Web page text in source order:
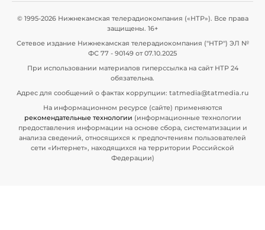
© 1995-2026 Нижнекамская телерадиокомпания («НТР»). Все права
защищены. 16+
Сетевое издание Нижнекамская телерадиокомпания ("НТР") ЭЛ №
ФС 77 - 90149 от 07.10.2025
При использовании материалов гиперссылка на сайт НТР 24
обязательна.
Адрес для сообщений о фактах коррупции: tatmedia@tatmedia.ru
На информационном ресурсе (сайте) применяются
рекомендательные технологии (информационные технологии
предоставления информации на основе сбора, систематизации и
анализа сведений, относящихся к предпочтениям пользователей
сети «Интернет», находящихся на территории Российской
Федерации)